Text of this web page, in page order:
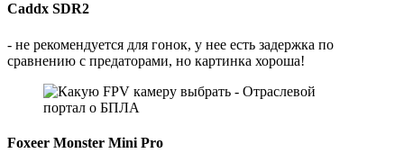
Caddx SDR2
- не рекомендуется для гонок, у нее есть задержка по
сравнению с предаторами, но картинка хороша!
Foxeer Monster Mini Pro